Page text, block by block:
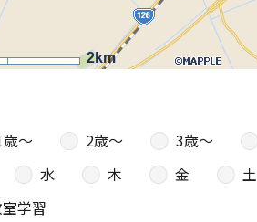
2km
歳〜 2歳〜 3歳〜
水 木 金
土
学習